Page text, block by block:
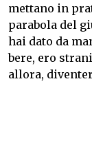
mettano in
parabola del
hai dato da
bere, ero
allora,